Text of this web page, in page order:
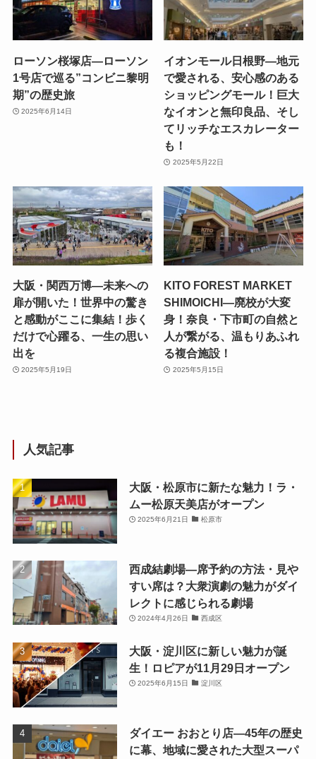
ローソン桜塚店—ローソン
1号店で巡る”コンビニ黎明
期”の歴史旅
2025年6月14日
イオンモール日根野—地元
で愛される、安心感のある
ショッピングモール！巨大
なイオンと無印良品、そし
てリッチなエスカレーター
も！
2025年5月22日
大阪・関西万博—未来への
扉が開いた！世界中の驚き
と感動がここに集結！歩く
だけで心躍る、一生の思い
出を
2025年5月19日
KITO FOREST MARKET
SHIMOICHI—廃校が大変
身！奈良・下市町の自然と
人が繋がる、温もりあふれ
る複合施設！
2025年5月15日
人気記事
大阪・松原市に新たな魅力！ラ・
ムー松原天美店がオープン
2025年6月21日 松原市
西成結劇場—席予約の方法・見や
すい席は？大衆演劇の魅力がダイ
レクトに感じられる劇場
2024年4月26日 西成区
大阪・淀川区に新しい魅力が誕
生！ロピアが11月29日オープン
2025年6月15日 淀川区
ダイエー おおとり店—45年の歴史
に幕、地域に愛された大型スーパ